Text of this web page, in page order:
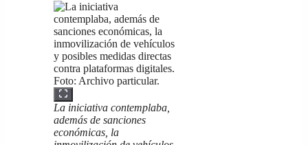
La iniciativa contemplaba,
además de sanciones
económicas, la